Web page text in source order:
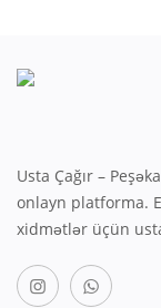
Usta Çağır –
onlayn platforma.
xidmətlər üçün